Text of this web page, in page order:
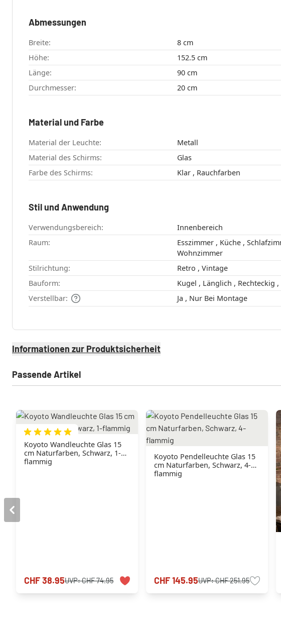
Abmessungen
Breite:
8 cm
Höhe:
152.5 cm
Länge:
90 cm
Durchmesser:
20 cm
Material und Farbe
Material der Leuchte:
Metall
Material des Schirms:
Glas
Farbe des Schirms:
Klar , Rauchfarben
Stil und Anwendung
Verwendungsbereich:
Innenbereich
Raum:
Esszimmer , Küche , Schlafzimmer ,
Wohnzimmer
Stilrichtung:
Retro , Vintage
Bauform:
Verstellbar:
Ja , Nur Bei Montage
Informationen zur Produktsicherheit
Passende Artikel
Koyoto Wandleuchte Glas 15
cm Naturfarben, Schwarz, 1-
flammig
CHF 38.95UVP:CHF 74.95
Koyoto Pendelleuchte Glas 15
cm Naturfarben, Schwarz, 4-
flammig
CHF 145.95UVP:CHF 251.95